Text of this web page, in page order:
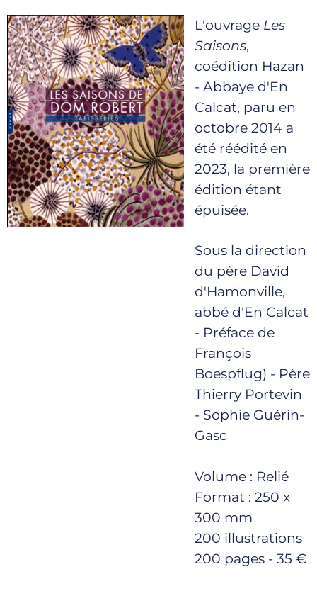
L'ouvrage Les
Saisons,
coédition Hazan
- Abbaye d'En
Calcat, paru en
octobre 2014 a
été réédité en
2023, la première
édition étant
épuisée.
Sous la direction
du père David
d'Hamonville,
abbé d'En Calcat
- Préface de
François
Boespflug) - Père
Thierry Portevin
- Sophie Guérin-
Gasc
Volume : Relié
Format : 250 x
300 mm
200 illustrations
200 pages - 35 €